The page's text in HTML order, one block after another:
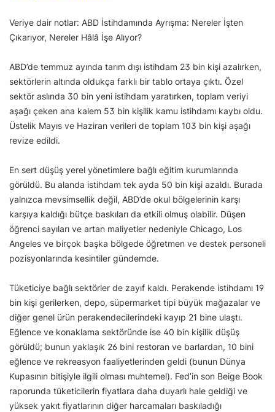
Veriye dair notlar: ABD İstihdamında Ayrışma: Nereler İşten
Çıkarıyor, Nereler Hâlâ İşe Alıyor?
ABD’de temmuz ayında tarım dışı istihdam 23 bin kişi azalırken,
sektörlerin altında oldukça farklı bir tablo ortaya çıktı. Özel
sektör aslında 30 bin yeni istihdam yaratırken, toplam veriyi
aşağı çeken ana kalem 53 bin kişilik kamu istihdamı kaybı oldu.
Üstelik Mayıs ve Haziran verileri de toplam 103 bin kişi aşağı
revize edildi.
En sert düşüş yerel yönetimlere bağlı eğitim kurumlarında
görüldü. Bu alanda istihdam tek ayda 50 bin kişi azaldı. Burada
yalnızca mevsimsellik değil, ABD’de okul bölgelerinin karşı
karşıya kaldığı bütçe baskıları da etkili olmuş olabilir. Düşen
öğrenci sayıları ve artan maliyetler nedeniyle Chicago, Los
Angeles ve birçok başka bölgede öğretmen ve destek personeli
pozisyonlarında kesintiler gündemde.
Tüketiciye bağlı sektörler de zayıf kaldı. Perakende istihdamı 19
bin kişi gerilerken, depo, süpermarket tipi büyük mağazalar ve
diğer genel ürün perakendecilerindeki kayıp 21 bine ulaştı.
Eğlence ve konaklama sektöründe ise 40 bin kişilik düşüş
görüldü; bunun yaklaşık 26 bini restoran ve barlardan, 10 bini
eğlence ve rekreasyon faaliyetlerinden geldi (bunun Dünya
Kupasının bitişiyle ilgili olması muhtemel). Fed’in son Beige Book
raporunda tüketicilerin fiyatlara daha duyarlı hale geldiği ve
yüksek yakıt fiyatlarının diğer harcamaları baskıladığı